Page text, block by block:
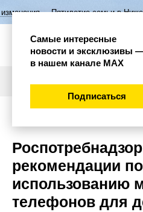
семьи в Нижегородской
рекомендации
использованию
телефонов для
Самые интересные
новости и эксклюзивы
в нашем канале МАХ
Подписаться